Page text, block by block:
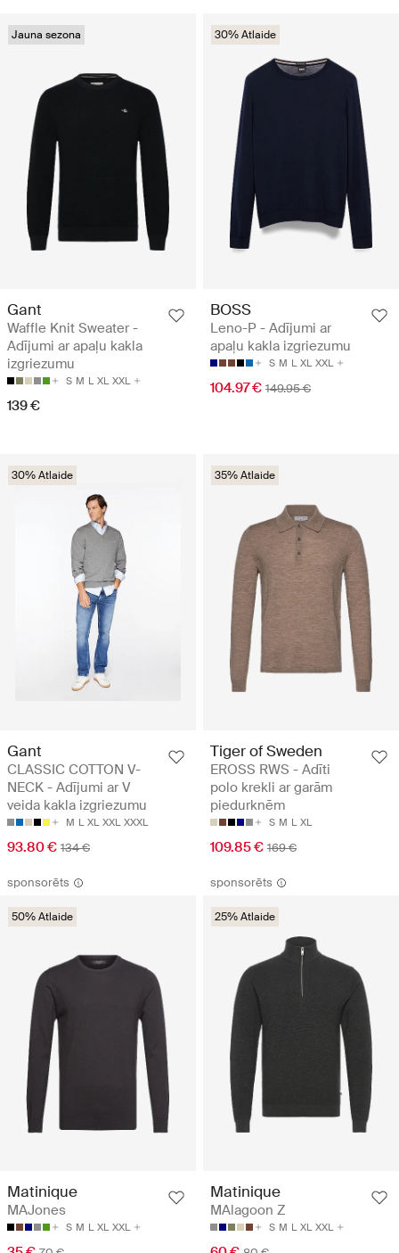
Jauna sezona
Gant
Waffle Knit Sweater -
Adījumi ar apaļu kakla
izgriezumu
S M L XL XXL
139 €
30% Atlaide
BOSS
Leno-P - Adījumi ar
apaļu kakla izgriezumu
S M L XL XXL
104.97 € 149.95 €
30% Atlaide
Gant
CLASSIC COTTON V-
NECK - Adījumi ar V
veida kakla izgriezumu
M L XL XXL XXXL
93.80 € 134 €
35% Atlaide
Tiger of Sweden
EROSS RWS - Adīti
polo krekli ar garām
piedurknēm
S M L XL
109.85 € 169 €
sponsorēts
50% Atlaide
Matinique
MAJones
S M L XL XXL
sponsorēts
25% Atlaide
Matinique
MAlagoon Z
S M L XL XXL